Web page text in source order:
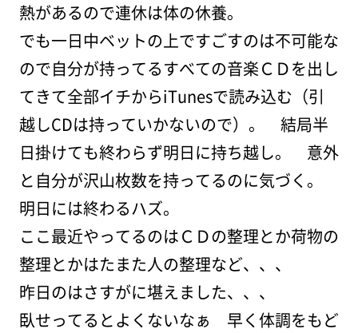
熱があるので連休は体の休養。
でも一日中ベットの上ですごすのは不可能な
ので自分が持ってるすべての音楽ＣＤを出し
てきて全部イチからiTunesで読み込む（引
越しCDは持っていかないので）。 結局半
日掛けても終わらず明日に持ち越し。 意外
と自分が沢山枚数を持ってるのに気づく。
明日には終わるハズ。
ここ最近やってるのはＣＤの整理とか荷物の
整理とかはたまた人の整理など、、、
昨日のはさすがに堪えました、、、
臥せってるとよくないなぁ 早く体調をもど